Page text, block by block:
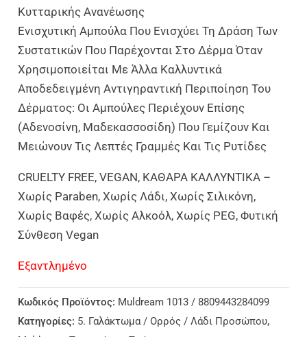
Κυτταρικής Ανανέωσης
Ενισχυτική Αμπούλα Που Ενισχύει Τη Δράση Των
Συστατικών Που Παρέχονται Στο Δέρμα Όταν
Χρησιμοποιείται Με Άλλα Καλλυντικά
Αποδεδειγμένη Αντιγηραντική Περιποίηση Του
Δέρματος: Οι Αμπούλες Περιέχουν Επίσης
(Αδενοσίνη, Μαδεκασσοσίδη) Που Γεμίζουν Και
Μειώνουν Τις Λεπτές Γραμμές Και Τις Ρυτίδες
CRUELTY FREE, VEGAN, ΚΑΘΑΡΑ ΚΑΛΛΥΝΤΙΚΑ –
Χωρίς Paraben, Χωρίς Λάδι, Χωρίς Σιλικόνη,
Χωρίς Βαφές, Χωρίς Αλκοόλ, Χωρίς PEG, Φυτική
Σύνθεση Vegan
Εξαντλημένο
Κωδικός Προϊόντος: Muldream 1013 / 8809443284099
Κατηγορίες: 5. Γαλάκτωμα / Ορρός / Λάδι Προσώπου,